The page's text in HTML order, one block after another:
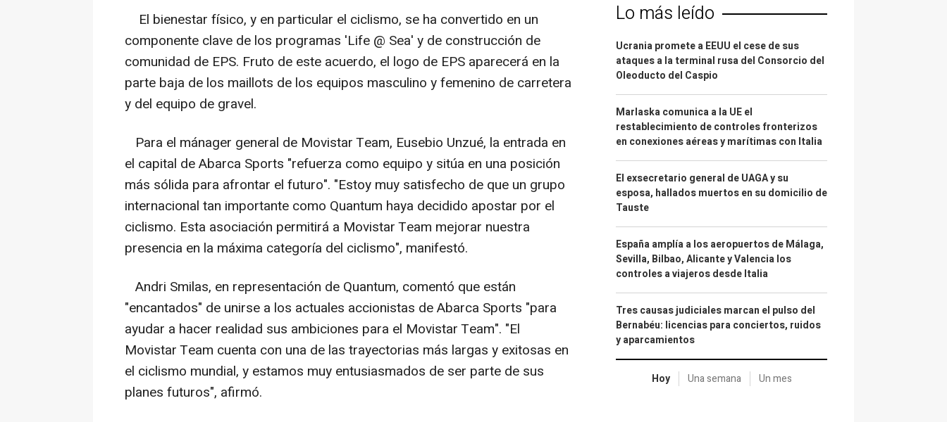
El bienestar físico, y en particular el ciclismo, se ha convertido en un
componente clave de los programas 'Life @ Sea' y de construcción de
comunidad de EPS. Fruto de este acuerdo, el logo de EPS aparecerá en la
parte baja de los maillots de los equipos masculino y femenino de carretera
y del equipo de gravel.
Para el mánager general de Movistar Team, Eusebio Unzué, la entrada en
el capital de Abarca Sports "refuerza como equipo y sitúa en una posición
más sólida para afrontar el futuro". "Estoy muy satisfecho de que un grupo
internacional tan importante como Quantum haya decidido apostar por el
ciclismo. Esta asociación permitirá a Movistar Team mejorar nuestra
presencia en la máxima categoría del ciclismo", manifestó.
Andri Smilas, en representación de Quantum, comentó que están
"encantados" de unirse a los actuales accionistas de Abarca Sports "para
ayudar a hacer realidad sus ambiciones para el Movistar Team". "El
Movistar Team cuenta con una de las trayectorias más largas y exitosas en
el ciclismo mundial, y estamos muy entusiasmados de ser parte de sus
planes futuros", afirmó.
Lo más leído
Ucrania promete a EEUU el cese de sus
ataques a la terminal rusa del Consorcio del
Oleoducto del Caspio
Marlaska comunica a la UE el
restablecimiento de controles fronterizos
en conexiones aéreas y marítimas con Italia
El exsecretario general de UAGA y su
esposa, hallados muertos en su domicilio de
Tauste
España amplía a los aeropuertos de Málaga,
Sevilla, Bilbao, Alicante y Valencia los
controles a viajeros desde Italia
Tres causas judiciales marcan el pulso del
Bernabéu: licencias para conciertos, ruidos
y aparcamientos
Hoy Una semana Un mes